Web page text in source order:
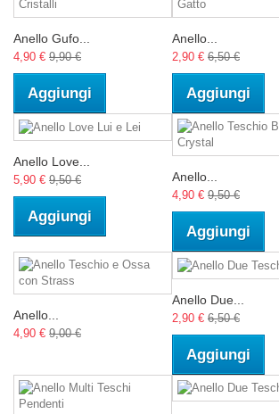
Anello Gufo...
4,90 € 9,90 €
Aggiungi
Anello...
2,90 € 6,50 €
Aggiungi
Anello Love...
5,90 € 9,50 €
Aggiungi
Anello...
4,90 € 9,50 €
Aggiungi
Anello...
4,90 € 9,00 €
Anello Due...
2,90 € 6,50 €
Aggiungi